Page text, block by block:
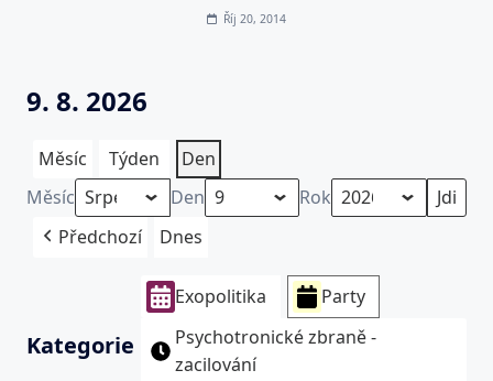
Říj 20, 2014
9. 8. 2026
Měsíc Týden
Den
Měsíc
Den
Rok
Předchozí
Dnes
Kategorie
Exopolitika
Party
Psychotronické zbraně -
zacilování